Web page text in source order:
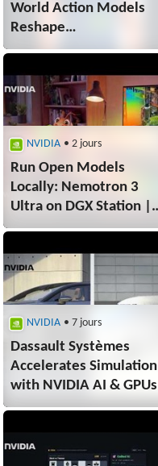
World Action Models
Reshape
Robot Manipulation
NVIDIA • 2 jours
Run Open Models
Locally: Nemotron 3
Ultra on DGX Station |
Nemotron Labs
NVIDIA • 7 jours
Dassault Systèmes
Accelerates Simulation
with NVIDIA AI & GPUs